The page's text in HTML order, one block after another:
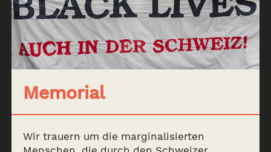
de en fr
Memorial
Wir trauern um die marginalisierten